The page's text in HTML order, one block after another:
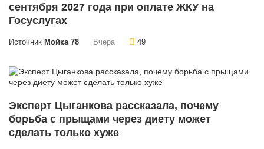
сентября 2027 года при оплате ЖКУ на
Госуслугах
Источник Мойка 78 Вчера 49
Эксперт Цыганкова рассказала, почему
борьба с прыщами через диету может
сделать только хуже